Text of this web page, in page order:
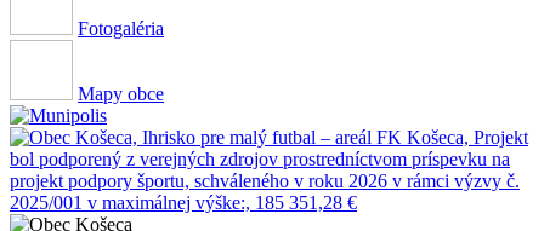
Fotogaléria
Mapy obce